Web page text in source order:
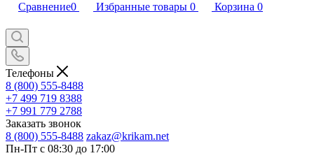
Сравнение0 Избранные товары 0 Корзина 0
Телефоны
8 (800) 555-8488
+7 499 719 8388
+7 991 779 2788
Заказать звонок
8 (800) 555-8488 zakaz@krikam.net
Пн-Пт с 08:30 до 17:00